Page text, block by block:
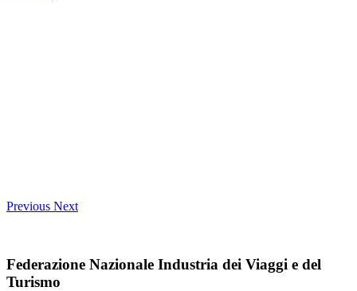
Previous Next
Federazione Nazionale Industria dei Viaggi e del
Turismo